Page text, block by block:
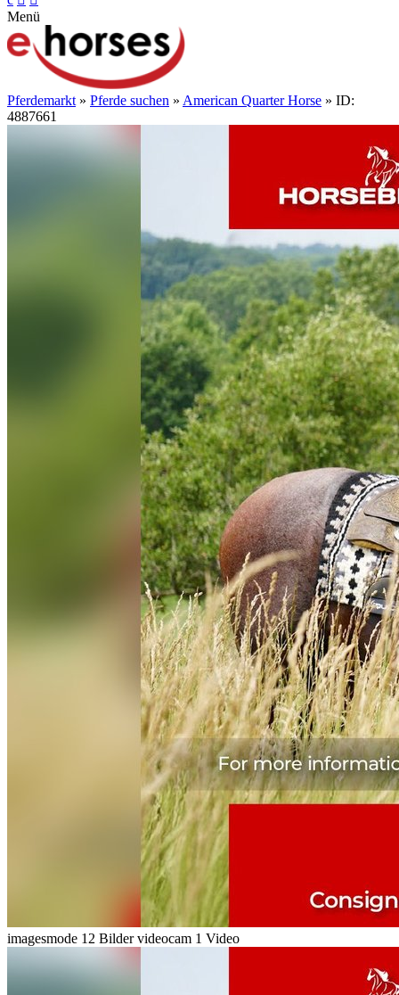
Menü
Pferdemarkt » Pferde suchen » American Quarter Horse » ID:
4887661
imagesmode 12 Bilder videocam 1 Video